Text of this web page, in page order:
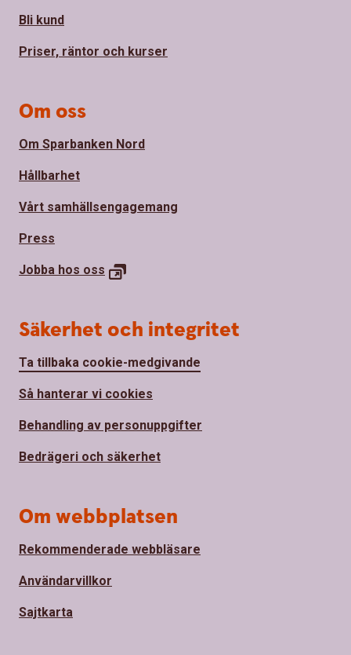
Bli kund
Priser, räntor och kurser
Om oss
Om Sparbanken Nord
Hållbarhet
Vårt samhällsengagemang
Press
Jobba hos oss
Säkerhet och integritet
Ta tillbaka cookie-medgivande
Så hanterar vi cookies
Behandling av personuppgifter
Bedrägeri och säkerhet
Om webbplatsen
Rekommenderade webbläsare
Användarvillkor
Sajtkarta